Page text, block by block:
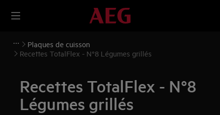
Plaques de cuisson
Recettes TotalFlex - N°8 Légumes grillés
Recettes TotalFlex - N°8
Légumes grillés